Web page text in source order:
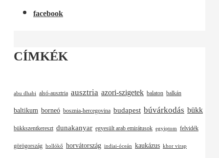
facebook
CÍMKÉK
abu dhabi alsó-ausztria ausztria azori-szigetek balaton balkán
baltikum borneó bosznia-hercegovina budapest búvárkodás bükk
bükkszentkereszt dunakanyar egyesült arab emirátusok egyiptom felvidék
görögország hollókő horvátország indiai-óceán kaukázus khor virap